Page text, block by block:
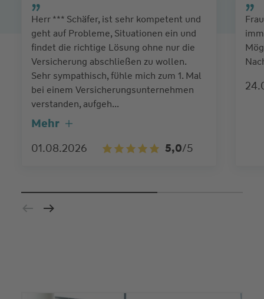
Herr *** Schäfer, ist sehr kompetent und
geht auf Probleme, Situationen ein und
findet die richtige Lösung ohne nur die
Versicherung abschließen zu wollen.
Sehr sympathisch, fühle mich zum 1. Mal
bei einem Versicherungsunternehmen
verstanden, aufgeh...
Mehr
01.08.2026 5,0/5